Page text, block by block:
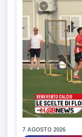
7 AGOSTO 2026